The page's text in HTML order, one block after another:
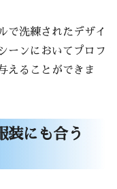
で洗練されたデザイ
ーンにおいてプロフ
えることができま
装にも合う